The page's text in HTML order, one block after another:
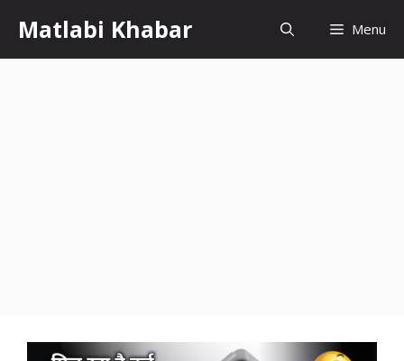
content
Matlabi Khabar Menu